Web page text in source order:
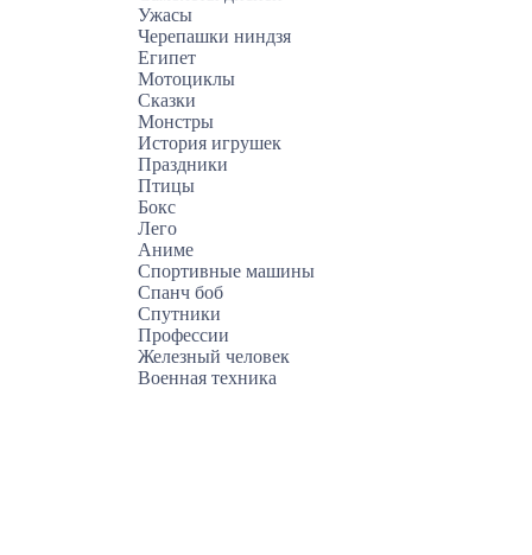
Ужасы
Черепашки ниндзя
Египет
Мотоциклы
Сказки
Монстры
История игрушек
Праздники
Птицы
Бокс
Лего
Аниме
Спортивные машины
Спанч боб
Спутники
Профессии
Железный человек
Военная техника